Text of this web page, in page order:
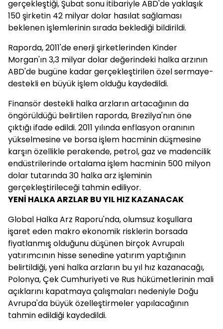
gerçekleştiği, Şubat sonu itibariyle ABD'de yaklaşık
150 şirketin 42 milyar dolar hasılat sağlaması
beklenen işlemlerinin sırada beklediği bildirildi.
Raporda, 2011'de enerji şirketlerinden Kinder
Morgan'ın 3,3 milyar dolar değerindeki halka arzının
ABD'de bugüne kadar gerçekleştirilen özel sermaye-
destekli en büyük işlem olduğu kaydedildi.
Finansör destekli halka arzların artacağının da
öngörüldüğü belirtilen raporda, Brezilya'nın öne
çıktığı ifade edildi. 2011 yılında enflasyon oranının
yükselmesine ve borsa işlem hacminin düşmesine
karşın özellikle perakende, petrol, gaz ve madencilik
endüstrilerinde ortalama işlem hacminin 500 milyon
dolar tutarında 30 halka arz işleminin
gerçekleştirileceği tahmin ediliyor.
YENİ HALKA ARZLAR BU YIL HIZ KAZANACAK
Global Halka Arz Raporu'nda, olumsuz koşullara
işaret eden makro ekonomik risklerin borsada
fiyatlanmış olduğunu düşünen birçok Avrupalı
yatırımcının hisse senedine yatırım yaptığının
belirtildiği, yeni halka arzların bu yıl hız kazanacağı,
Polonya, Çek Cumhuriyeti ve Rus hükümetlerinin mali
açıklarını kapatmaya çalışmaları nedeniyle Doğu
Avrupa'da büyük özelleştirmeler yapılacağının
tahmin edildiği kaydedildi.